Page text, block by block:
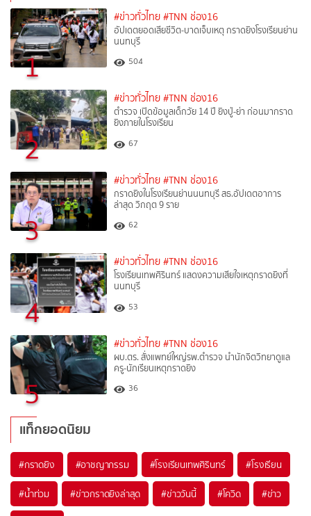
1
#ข่าวทั่วไทย #TNN ช่อง16
อัปเดตยอดเสียชีวิต-บาดเจ็บเหตุ กราดยิงโรงเรียนย่าน
นนทบุรี
504
2
#ข่าวทั่วไทย #TNN ช่อง16
ตำรวจ เปิดข้อมูลเด็กวัย 14 ปี ยิงปู่-ย่า ก่อนมากราด
ยิงภายในโรงเรียน
67
3
#ข่าวทั่วไทย #TNN ช่อง16
กราดยิงในโรงเรียนย่านนนทบุรี สธ.อัปเดตอาการ
ล่าสุด วิกฤต 9 ราย
62
4
#ข่าวทั่วไทย #TNN ช่อง16
โรงเรียนเทพศิรินทร์ แสดงความเสียใจเหตุกราดยิงที่
นนทบุรี
53
5
#ข่าวทั่วไทย #TNN ช่อง16
ผบ.ตร. สั่งแพทย์ใหญ่รพ.ตำรวจ นำนักจิตวิทยาดูแล
ครู-นักเรียนเหตุกราดยิง
36
แท็กยอดนิยม
#กราดยิง #อาชญากรรม #โรงเรียนเทพศิรินทร์ #โรงเรียน
#น้ำท่วม #ข่าวกราดยิงล่าสุด #ข่าววันนี้ #โควิด #ข่าว